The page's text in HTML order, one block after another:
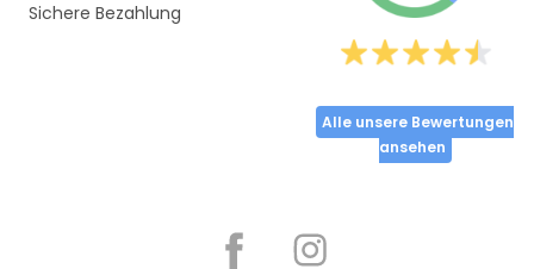
Sichere Bezahlung
Alle unsere Bewertungen
ansehen